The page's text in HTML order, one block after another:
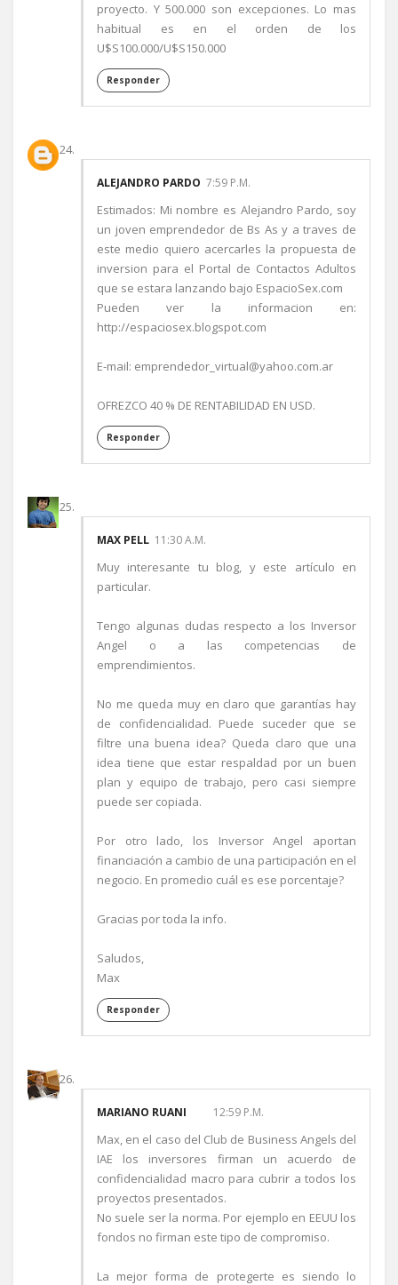
proyecto. Y 500.000 son excepciones. Lo mas
habitual es en el orden de los
U$S100.000/U$S150.000
Responder
ALEJANDRO PARDO 7:59 P.M.
Estimados: Mi nombre es Alejandro Pardo, soy
un joven emprendedor de Bs As y a traves de
este medio quiero acercarles la propuesta de
inversion para el Portal de Contactos Adultos
que se estara lanzando bajo EspacioSex.com
Pueden ver la informacion en:
http://espaciosex.blogspot.com
E-mail: emprendedor_virtual@yahoo.com.ar
OFREZCO 40 % DE RENTABILIDAD EN USD.
Responder
MAX PELL 11:30 A.M.
Muy interesante tu blog, y este artículo en
particular.
Tengo algunas dudas respecto a los Inversor
Angel o a las competencias de
emprendimientos.
No me queda muy en claro que garantías hay
de confidencialidad. Puede suceder que se
filtre una buena idea? Queda claro que una
idea tiene que estar respaldad por un buen
plan y equipo de trabajo, pero casi siempre
puede ser copiada.
Por otro lado, los Inversor Angel aportan
financiación a cambio de una participación en el
negocio. En promedio cuál es ese porcentaje?
Gracias por toda la info.
Saludos,
Max
Responder
MARIANO RUANI 12:59 P.M.
Max, en el caso del Club de Business Angels del
IAE los inversores firman un acuerdo de
confidencialidad macro para cubrir a todos los
proyectos presentados.
No suele ser la norma. Por ejemplo en EEUU los
fondos no firman este tipo de compromiso.
La mejor forma de protegerte es siendo lo